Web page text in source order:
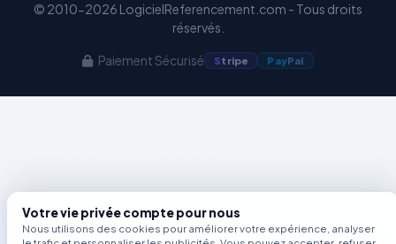
© 2010-2026 LogicielReferencement.com - Tous droits
réservés.
Paiement Sécurisé Stripe PayPal
Votre vie privée compte pour nous
Nous utilisons des cookies pour améliorer votre expérience, analyser